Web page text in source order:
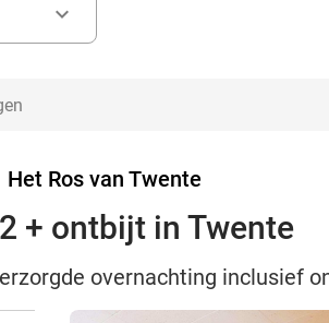
keyboard_arrow_down
Het Ros van Twente
+ ontbijt in Twente
overnachting inclusief